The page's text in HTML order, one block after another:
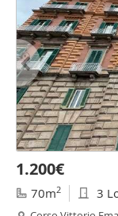
1.200€
70m2 3